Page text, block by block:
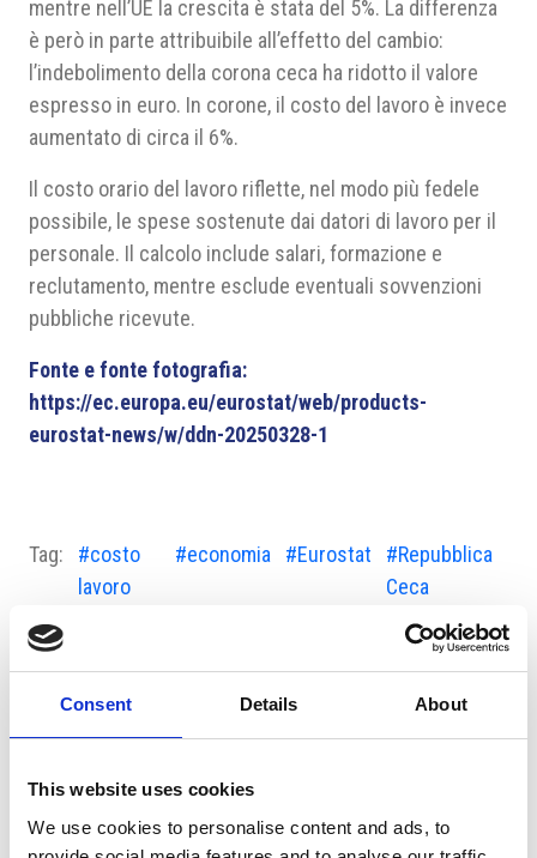
Consent Details About
This website uses cookies
We use cookies to personalise content and ads, to
mentre nell’UE la crescita è stata del 5%. La differenza
è però in parte attribuibile all’effetto del cambio:
l’indebolimento della corona ceca ha ridotto il valore
espresso in euro. In corone, il costo del lavoro è invece
aumentato di circa il 6%.
Il costo orario del lavoro riflette, nel modo più fedele
possibile, le spese sostenute dai datori di lavoro per il
personale. Il calcolo include salari, formazione e
reclutamento, mentre esclude eventuali sovvenzioni
pubbliche ricevute.
Fonte e fonte fotografia:
https://ec.europa.eu/eurostat/web/products-
eurostat-news/w/ddn-20250328-1
Tag:
#costo
lavoro
#economia #Eurostat
#Repubblica
Ceca
Suggeriti per te